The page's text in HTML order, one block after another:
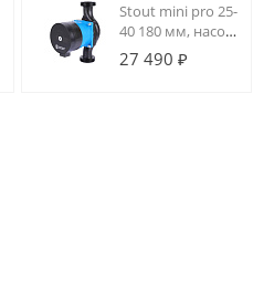
Stout mini pro 25-
40 180 мм, насос
циркуляционный
частотный
27 490 ₽